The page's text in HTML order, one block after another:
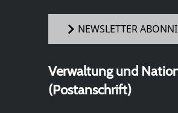
NEWSLETTER
Verwaltung und
(Postanschrift)